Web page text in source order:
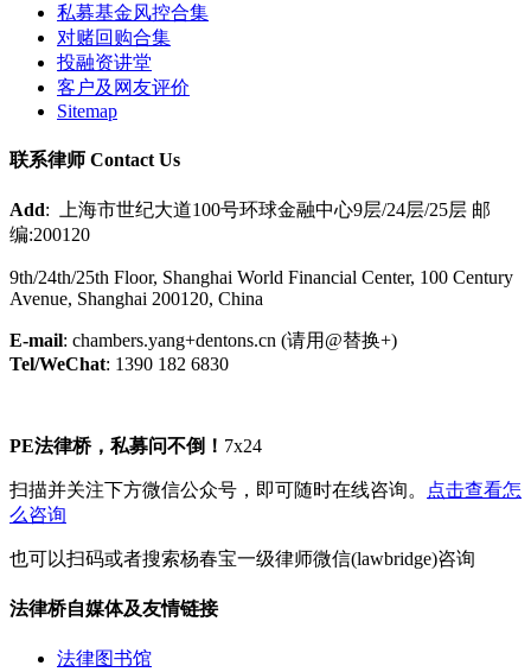
私募基金风控合集
对赌回购合集
投融资讲堂
客户及网友评价
Sitemap
联系律师 Contact Us
Add: 上海市世纪大道100号环球金融中心9层/24层/25层 邮
编:200120
9th/24th/25th Floor, Shanghai World Financial Center, 100 Century
Avenue, Shanghai 200120, China
E-mail: chambers.yang+dentons.cn (请用@替换+)
Tel/WeChat: 1390 182 6830
PE法律桥，私募问不倒！ 7x24
扫描并关注下方微信公众号，即可随时在线咨询。
点击查看怎
么咨询
也可以扫码或者搜索杨春宝一级律师微信(lawbridge)咨询
法律桥自媒体及友情链接
法律图书馆